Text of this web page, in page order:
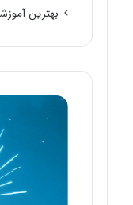
بهترین